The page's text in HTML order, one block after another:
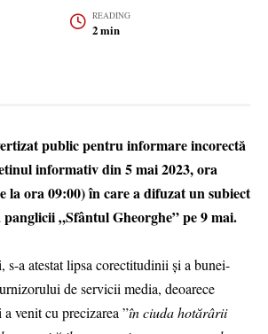
READING
2 min
public pentru informare incorectă
informativ din 5 mai 2023, ora
la ora 09:00) în care a difuzat un subiect
„Sfântul Gheorghe” pe 9 mai.
a atestat lipsa corectitudinii și a bunei-
de servicii media, deoarece
venit cu precizarea ”în ciuda hotărârii